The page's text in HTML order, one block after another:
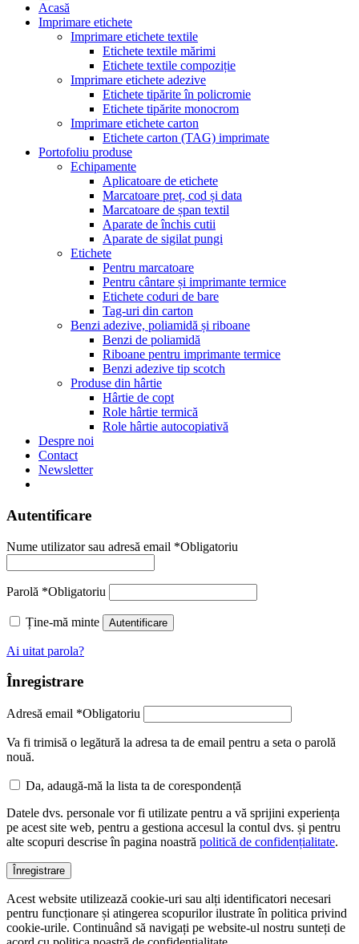
Acasă
Imprimare etichete
Imprimare etichete textile
Etichete textile mărimi
Etichete textile compoziție
Imprimare etichete adezive
Etichete tipărite în policromie
Etichete tipărite monocrom
Imprimare etichete carton
Etichete carton (TAG) imprimate
Portofoliu produse
Echipamente
Aplicatoare de etichete
Marcatoare preț, cod și data
Marcatoare de șpan textil
Aparate de închis cutii
Aparate de sigilat pungi
Etichete
Pentru marcatoare
Pentru cântare și imprimante termice
Etichete coduri de bare
Tag-uri din carton
Benzi adezive, poliamidă și riboane
Benzi de poliamidă
Riboane pentru imprimante termice
Benzi adezive tip scotch
Produse din hârtie
Hârtie de copt
Role hârtie termică
Role hârtie autocopiativă
Despre noi
Contact
Newsletter
Autentificare
Nume utilizator sau adresă email *Obligatoriu
Parolă *Obligatoriu
Ține-mă minte Autentificare
Ai uitat parola?
Înregistrare
Adresă email *Obligatoriu
Va fi trimisă o legătură la adresa ta de email pentru a seta o parolă
nouă.
Da, adaugă-mă la lista ta de corespondență
Datele dvs. personale vor fi utilizate pentru a vă sprijini experiența
pe acest site web, pentru a gestiona accesul la contul dvs. și pentru
alte scopuri descrise în pagina noastră politică de confidențialitate.
Înregistrare
Acest website utilizează cookie-uri sau alți identificatori necesari
pentru funcționare și atingerea scopurilor ilustrate în politica privind
cookie-urile. Continuând să navigați pe website-ul nostru sunteți de